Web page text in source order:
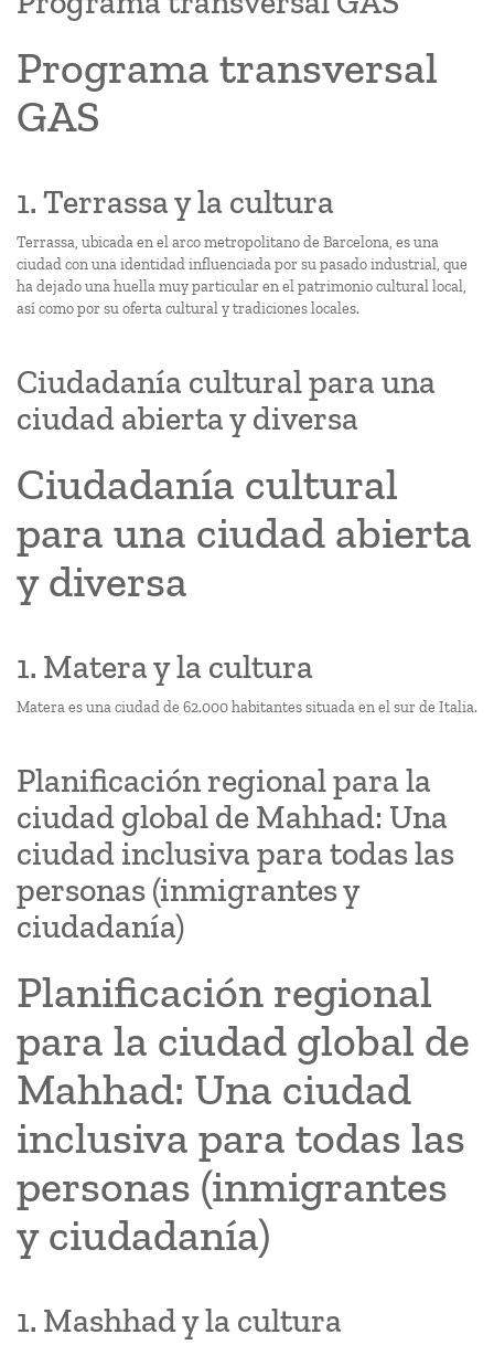
Programa transversal
GAS
1. Terrassa y la cultura
Terrassa, ubicada en el arco metropolitano de Barcelona, es una
ciudad con una identidad influenciada por su pasado industrial, que
ha dejado una huella muy particular en el patrimonio cultural local,
así como por su oferta cultural y tradiciones locales.
Ciudadanía cultural para una
ciudad abierta y diversa
Ciudadanía cultural
para una ciudad abierta
y diversa
1. Matera y la cultura
Matera es una ciudad de 62.000 habitantes situada en el sur de Italia.
Planificación regional para la
ciudad global de Mahhad: Una
ciudad inclusiva para todas las
personas (inmigrantes y
ciudadanía)
Planificación regional
para la ciudad global de
Mahhad: Una ciudad
inclusiva para todas las
personas (inmigrantes
y ciudadanía)
1. Mashhad y la cultura